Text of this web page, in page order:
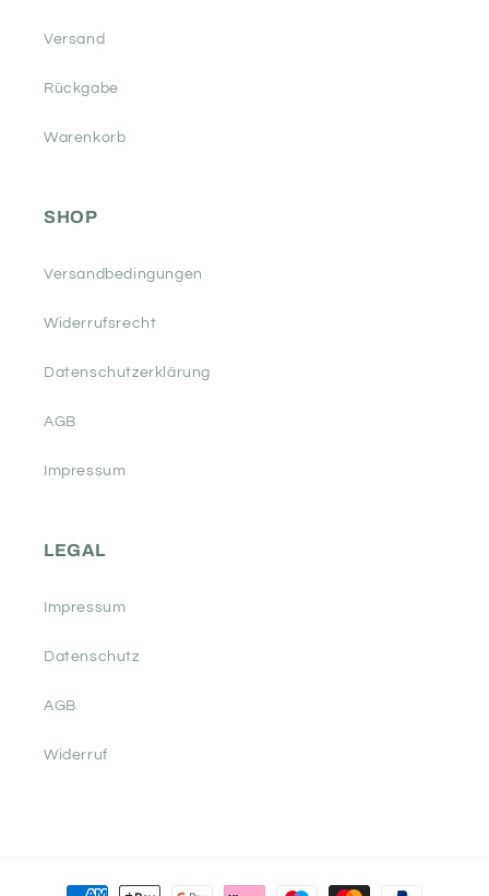
Versand
Rückgabe
Warenkorb
SHOP
Versandbedingungen
Widerrufsrecht
Datenschutzerklärung
AGB
Impressum
LEGAL
Impressum
Datenschutz
AGB
Widerruf
Zahlungsmethoden